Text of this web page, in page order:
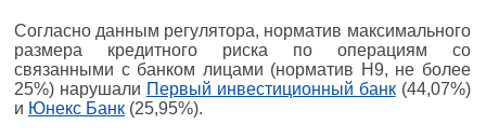
Согласно данным регулятора, норматив максимального
размера кредитного риска по операциям со
связанными с банком лицами (норматив Н9, не более
25%) нарушали Первый инвестиционный банк(44,07%)
и Юнекс Банк (25,95%).